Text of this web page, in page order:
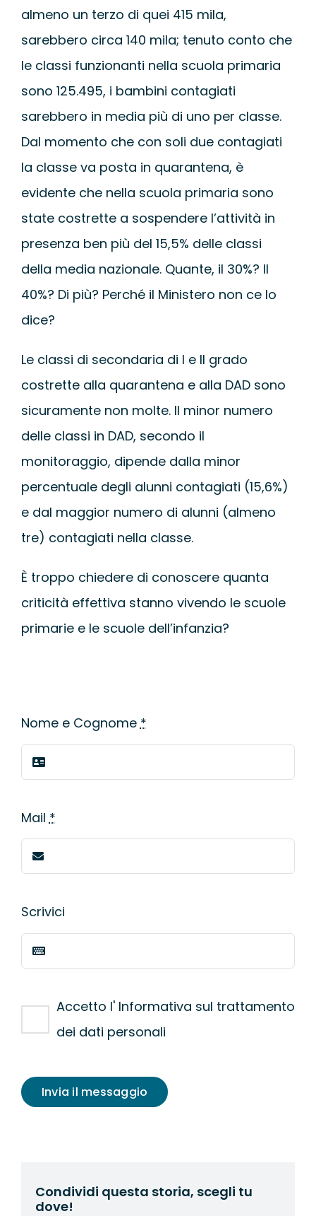
almeno un terzo di quei 415 mila,
sarebbero circa 140 mila; tenuto conto che
le classi funzionanti nella scuola primaria
sono 125.495, i bambini contagiati
sarebbero in media più di uno per classe.
Dal momento che con soli due contagiati
la classe va posta in quarantena, è
evidente che nella scuola primaria sono
state costrette a sospendere l’attività in
presenza ben più del 15,5% delle classi
della media nazionale. Quante, il 30%? Il
40%? Di più? Perché il Ministero non ce lo
dice?
Le classi di secondaria di I e II grado
costrette alla quarantena e alla DAD sono
sicuramente non molte. Il minor numero
delle classi in DAD, secondo il
monitoraggio, dipende dalla minor
percentuale degli alunni contagiati (15,6%)
e dal maggior numero di alunni (almeno
tre) contagiati nella classe.
È troppo chiedere di conoscere quanta
criticità effettiva stanno vivendo le scuole
primarie e le scuole dell’infanzia?
Nome e Cognome *
Mail *
Scrivici
Accetto l' Informativa sul trattamento
dei dati personali
Invia il messaggio
Condividi questa storia, scegli tu
dove!